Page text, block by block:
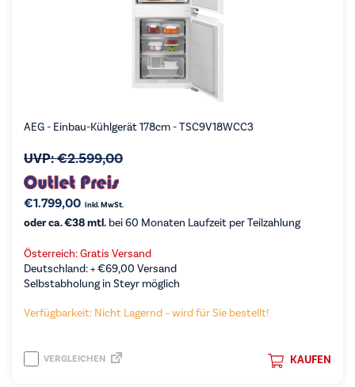
AEG - Einbau-Kühlgerät 178cm - TSC9V18WCC3
UVP:€2.599,00
€1.799,00 inkl. MwSt.
oder ca. €38 mtl. bei 60 Monaten Laufzeit per Teilzahlung
Österreich: Gratis Versand
Deutschland: +€69,00 Versand
Selbstabholung in Steyr möglich
Verfügbarkeit: Nicht Lagernd – wird für Sie bestellt!
KAUFEN
VERGLEICHEN